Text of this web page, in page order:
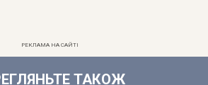
РЕКЛАМА НА САЙТІ
ТАКОЖ